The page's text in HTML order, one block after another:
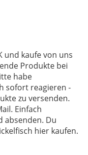
und kaufe von uns
Produkte bei
habe
sofort reagieren -
zu versenden.
Einfach
absenden. Du
hier kaufen.